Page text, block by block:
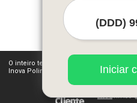
Mapa
Mais
O inteiro teor deste site está sujeito à
Inova Polimentos (Lei 9610 de 19/02/
Iniciar